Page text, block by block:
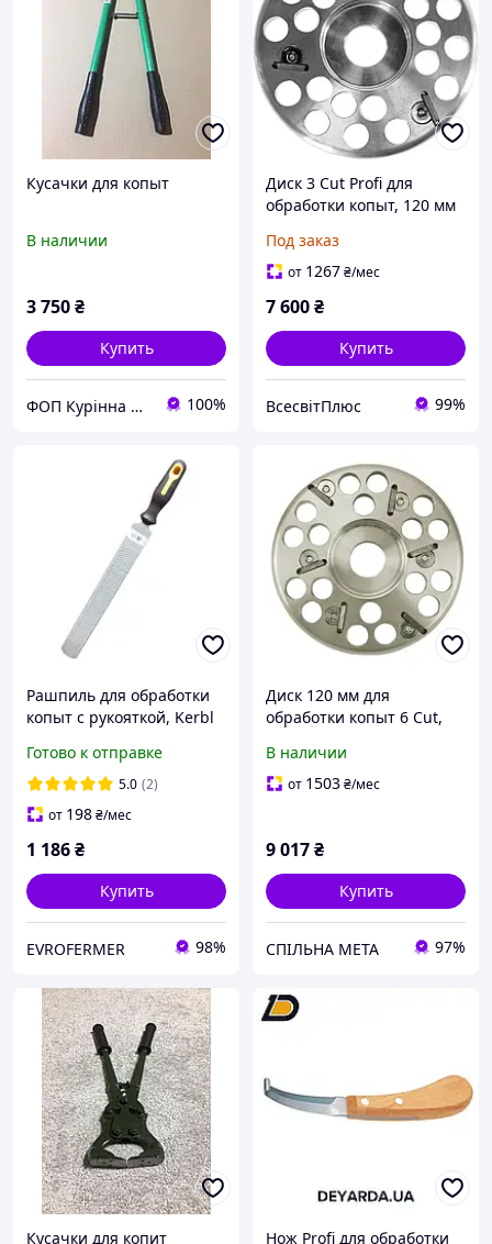
Кусачки для копыт
В наличии
3 750₴
Купить
ФОП Курінна О.О. 100%
Диск 3 Cut Profi для
обработки копыт, 120 мм
Под заказ
от 1267₴/мес
7 600₴
Купить
ВсесвітПлюс 99%
Рашпиль для обработки
копыт с рукояткой, Kerbl
Готово к отправке
5.0 (2)
от 198₴/мес
1 186₴
Купить
EVROFERMER 98%
Диск 120 мм для
обработки копыт 6 Cut,
В наличии
от 1503₴/мес
9 017₴
Купить
СПІЛЬНА МЕТА 97%
Кусачки для копит
Нож Profi для обработки